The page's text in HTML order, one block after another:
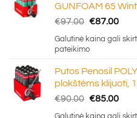
GUNFOAM 65
€97.00 Original
price
was:
€87.00
Galutinė kaina gali
pateikimo
Putos Penosil
plokštėms klijuoti,
€90.00 Original
price
€85.00